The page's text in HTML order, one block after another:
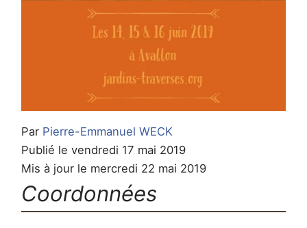
Par Pierre-Emmanuel WECK
Publié le vendredi 17 mai 2019
Mis à jour le mercredi 22 mai 2019
Coordonnées